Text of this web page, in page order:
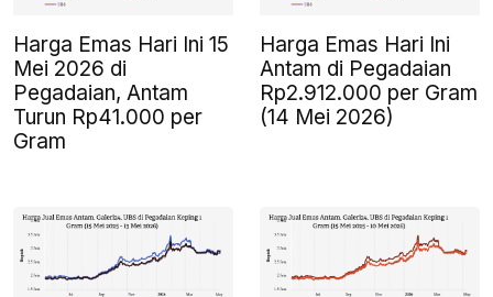
Harga Emas Hari Ini 15
Mei 2026 di
Pegadaian, Antam
Turun Rp41.000 per
Gram
Harga Emas Hari Ini
Antam di Pegadaian
Rp2.912.000 per Gram
(14 Mei 2026)